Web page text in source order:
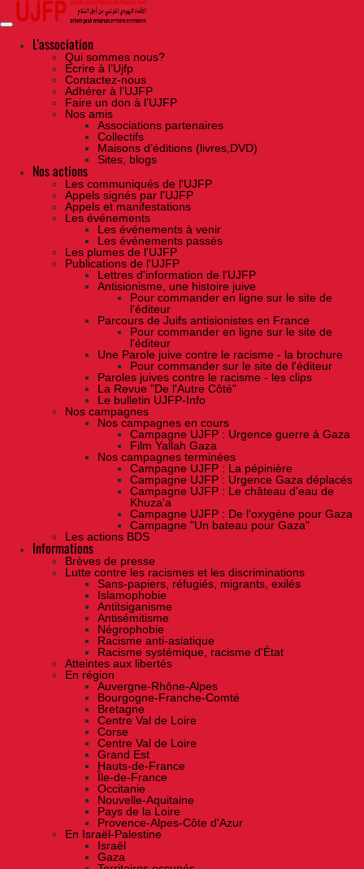
Skip
the
contentL'association
Qui sommes nous?
Ecrire à l’Ujfp
Contactez-nous
Adhérer à l’UJFP
Faire un don à l’UJFP
Nos amis
Associations partenaires
Collectifs
Maisons d’éditions (livres,DVD)
Sites, blogs
Nos actions
Les communiqués de l'UJFP
Appels signés par l'UJFP
Appels et manifestations
Les événements
Les événements à venir
Les événements passés
Les plumes de l'UJFP
Publications de l'UJFP
Lettres d'information de l'UJFP
Antisionisme, une histoire juive
Pour commander en ligne sur le site de
l'éditeur
Parcours de Juifs antisionistes en France
Pour commander en ligne sur le site de
l'éditeur
Une Parole juive contre le racisme - la brochure
Pour commander sur le site de l'éditeur
Paroles juives contre le racisme - les clips
La Revue "De l'Autre Côté"
Le bulletin UJFP-Info
Nos campagnes
Nos campagnes en cours
Campagne UJFP : Urgence guerre à Gaza
Film Yallah Gaza
Nos campagnes terminées
Campagne UJFP : La pépinière
Campagne UJFP : Urgence Gaza déplacés
Campagne UJFP : Le château d'eau de
Khuza'a
Campagne UJFP : De l'oxygène pour Gaza
Campagne "Un bateau pour Gaza"
Les actions BDS
Informations
Brèves de presse
Lutte contre les racismes et les discriminations
Sans-papiers, réfugiés, migrants, exilés
Islamophobie
Antitsiganisme
Antisémitisme
Négrophobie
Racisme anti-asiatique
Racisme systémique, racisme d'État
Atteintes aux libertés
En région
Auvergne-Rhône-Alpes
Bourgogne-Franche-Comté
Bretagne
Centre Val de Loire
Corse
Centre Val de Loire
Grand Est
Hauts-de-France
Île-de-France
Occitanie
Nouvelle-Aquitaine
Pays de la Loire
Provence-Alpes-Côte d'Azur
En Israël-Palestine
Israël
Gaza